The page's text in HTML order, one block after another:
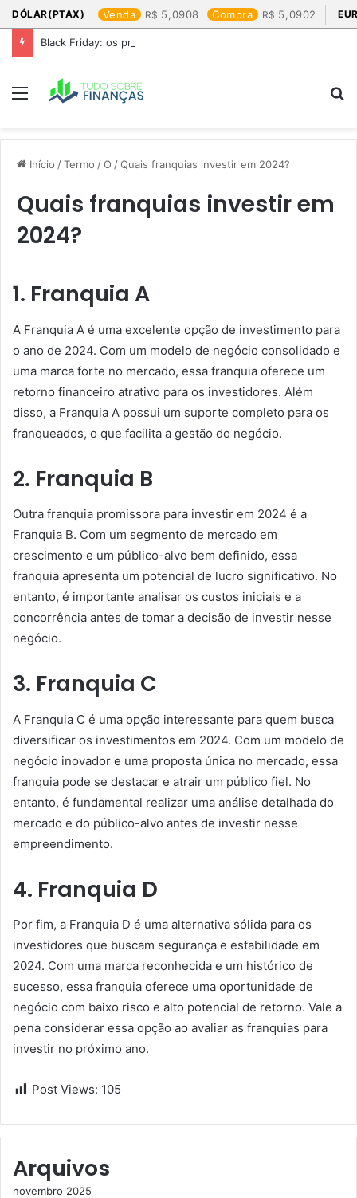
DÓLAR(PTAX) Venda 5,0908 Compra 5,0902
Black Friday: os produtos que mais valem a pena
Menu
Início /Termo /O /Quais franquias investir em 2024?
Quais franquias investir em
2024?
1. Franquia A
A Franquia A é uma excelente opção de investimento para
o ano de 2024. Com um modelo de negócio consolidado e
uma marca forte no mercado, essa franquia oferece um
retorno financeiro atrativo para os investidores. Além
disso, a Franquia A possui um suporte completo para os
franqueados, o que facilita a gestão do negócio.
2. Franquia B
Outra franquia promissora para investir em 2024 é a
Franquia B. Com um segmento de mercado em
crescimento e um público-alvo bem definido, essa
franquia apresenta um potencial de lucro significativo. No
entanto, é importante analisar os custos iniciais e a
concorrência antes de tomar a decisão de investir nesse
negócio.
3. Franquia C
A Franquia C é uma opção interessante para quem busca
diversificar os investimentos em 2024. Com um modelo de
negócio inovador e uma proposta única no mercado, essa
franquia pode se destacar e atrair um público fiel. No
entanto, é fundamental realizar uma análise detalhada do
mercado e do público-alvo antes de investir nesse
empreendimento.
4. Franquia D
Por fim, a Franquia D é uma alternativa sólida para os
investidores que buscam segurança e estabilidade em
2024. Com uma marca reconhecida e um histórico de
sucesso, essa franquia oferece uma oportunidade de
negócio com baixo risco e alto potencial de retorno. Vale a
pena considerar essa opção ao avaliar as franquias para
investir no próximo ano.
Post Views: 105
Arquivos
novembro 2025